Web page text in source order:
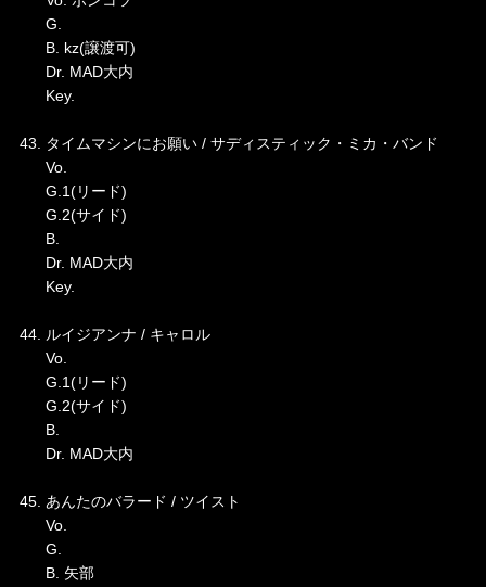
G.
B. kz(譲渡可)
Dr. MAD大内
Key.
43. タイムマシンにお願い / サディスティック・ミカ・バンド
Vo.
G.1(リード)
G.2(サイド)
B.
Dr. MAD大内
Key.
44. ルイジアンナ / キャロル
Vo.
G.1(リード)
G.2(サイド)
B.
Dr. MAD大内
45. あんたのバラード / ツイスト
Vo.
G.
B. 矢部